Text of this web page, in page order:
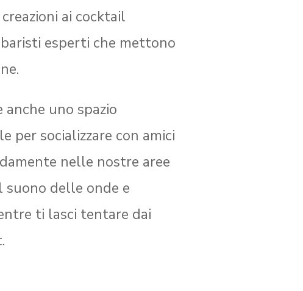
ai cocktail
esperti che mettono
uno spazio
per socializzare con amici
nelle nostre aree
delle onde e
ti lasci tentare dai